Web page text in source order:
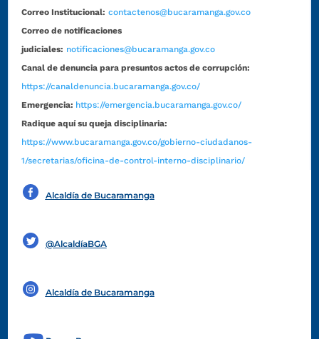
Correo Institucional: contactenos@bucaramanga.gov.co
Correo de notificaciones
judiciales: notificaciones@bucaramanga.gov.co
Canal de denuncia para presuntos actos de corrupción:
https://canaldenuncia.bucaramanga.gov.co/
Emergencia: https://emergencia.bucaramanga.gov.co/
Radique aquí su queja disciplinaria:
https://www.bucaramanga.gov.co/gobierno-ciudadanos-
1/secretarias/oficina-de-control-interno-disciplinario/
Alcaldía de Bucaramanga
@AlcaldíaBGA
Alcaldía de Bucaramanga